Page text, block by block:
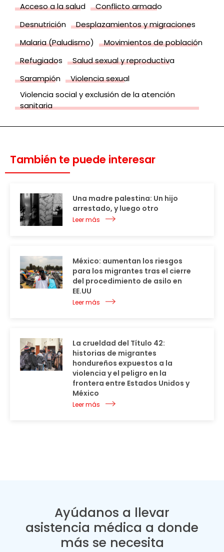
Acceso a la salud
Conflicto armado
Desnutrición
Desplazamientos y migraciones
Malaria (Paludismo)
Movimientos de población
Refugiados
Salud sexual y reproductiva
Sarampión
Violencia sexual
Violencia social y exclusión de la atención
sanitaria
También te puede interesar
Una madre palestina: Un hijo
arrestado, y luego otro
Leer más
México: aumentan los riesgos
para los migrantes tras el cierre
del procedimiento de asilo en
EE.UU
Leer más
La crueldad del Título 42:
historias de migrantes
hondureños expuestos a la
violencia y el peligro en la
frontera entre Estados Unidos y
México
Leer más
Ayúdanos a llevar
asistencia médica a donde
más se necesita